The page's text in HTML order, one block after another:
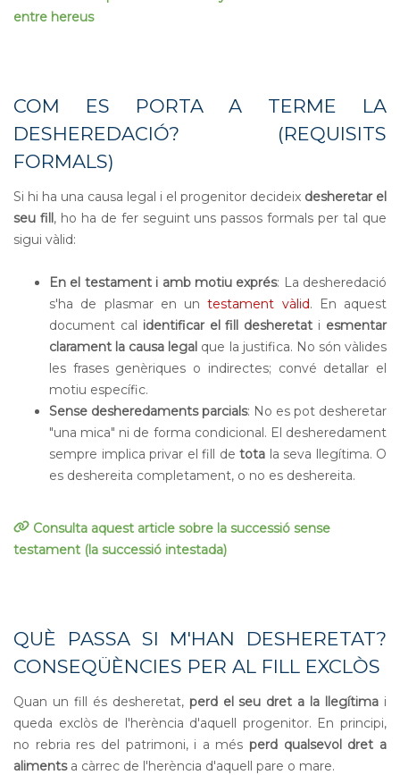
entre hereus
COM ES PORTA A TERME LA
DESHEREDACIÓ? (REQUISITS
FORMALS)
Si hi ha una causa legal i el progenitor decideix desheretar el
seu fill, ho ha de fer seguint uns passos formals per tal que
sigui vàlid:
En el testament i amb motiu exprés: La desheredació
s'ha de plasmar en un testament vàlid. En aquest
document cal identificar el fill desheretat i esmentar
clarament la causa legal que la justifica. No són vàlides
les frases genèriques o indirectes; convé detallar el
motiu específic.
Sense desheredaments parcials: No es pot desheretar
"una mica" ni de forma condicional. El desheredament
sempre implica privar el fill de tota la seva llegítima. O
es deshereita completament, o no es deshereita.
Consulta aquest article sobre la successió sense
testament (la successió intestada)
QUÈ PASSA SI M'HAN DESHERETAT?
CONSEQÜÈNCIES PER AL FILL EXCLÒS
Quan un fill és desheretat, perd el seu dret a la llegítima i
queda exclòs de l'herència d'aquell progenitor. En principi,
no rebria res del patrimoni, i a mésperd qualsevol dret a
alimentsa càrrec de l'herència d'aquell pare o mare.